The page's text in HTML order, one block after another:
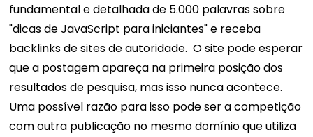
fundamental e detalhada de 5.000 palavras sobre
"dicas de JavaScript para iniciantes" e receba
backlinks de sites de autoridade. O site pode esperar
que a postagem apareça na primeira posição dos
resultados de pesquisa, mas isso nunca acontece.
Uma possível razão para isso pode ser a competição
com outra publicação no mesmo domínio que utiliza